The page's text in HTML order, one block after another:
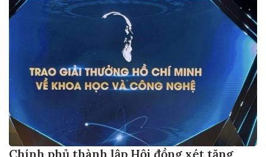
Chính phủ thành lập Hội đồng xét tặng